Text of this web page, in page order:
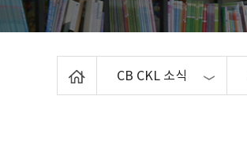
CB CKL 소식